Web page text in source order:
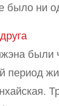
было ни
период